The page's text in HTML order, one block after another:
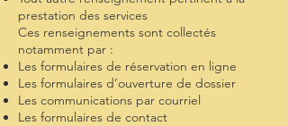
prestation des services
Ces renseignements sont collectés
notamment par :
Les formulaires de réservation en ligne
Les formulaires d’ouverture de dossier
Les communications par courriel
Les formulaires de contact